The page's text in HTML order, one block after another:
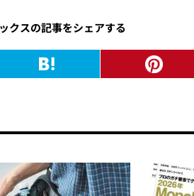
クスの記事をシェアする